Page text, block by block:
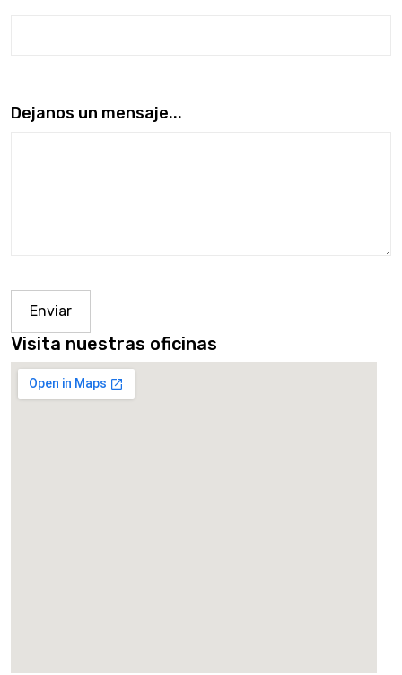
Dejanos un mensaje...
Enviar
Visita nuestras oficinas